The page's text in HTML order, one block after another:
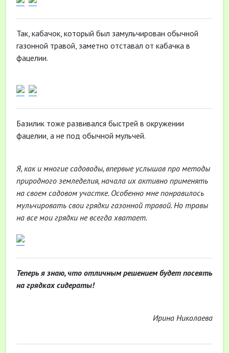
Так, кабачок, который был замульчирован обычной
газонной травой, заметно отставал от кабачка в
фацелии.
Базилик тоже развивался быстрей в окружении
фацелии, а не под обычной мульчей.
Я, как и многие садоводы, впервые услышав про методы
природного земледелия, начала их активно применять
на своем садовом участке. Особенно мне понравилось
мульчировать свои грядки газонной травой. Но травы
на все мои грядки не всегда хватает.
Теперь я знаю, что отличным решением будет посеять
на грядках сидераты!
Ирина Николаева